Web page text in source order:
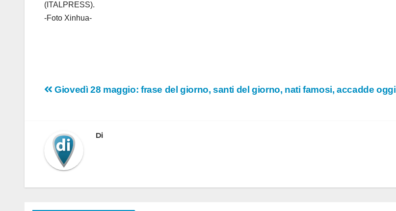
(ITALPRESS).
-Foto Xinhua-
Navigazione
Giovedì 28 maggio: frase del giorno, santi del giorno, nati famosi, accadde oggi
Di